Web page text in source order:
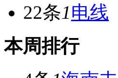
22条1电线
本周排行